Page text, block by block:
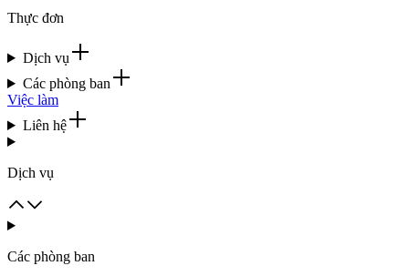
Thực đơn
Dịch vụ
Các phòng ban
Việc làm
Liên hệ
Dịch vụ
Các phòng ban